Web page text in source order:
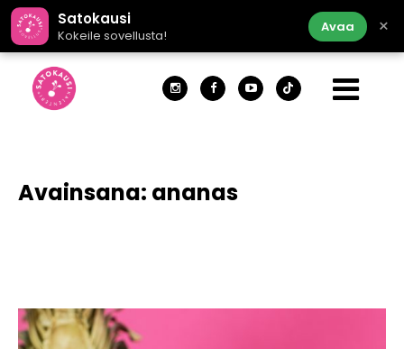
Satokausi
Kokeile sovellusta!
Avaa ×
Avainsana: ananas